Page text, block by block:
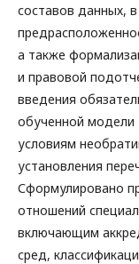
составов данных,
а также
и правовой
введения
обученной модели
условиям
установления
Сформулировано
отношений
включающим
сред,